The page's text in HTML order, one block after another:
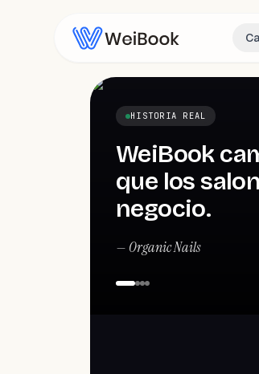
HISTORIA REAL
WeiBook
que los
negocio.
— Organic Nails